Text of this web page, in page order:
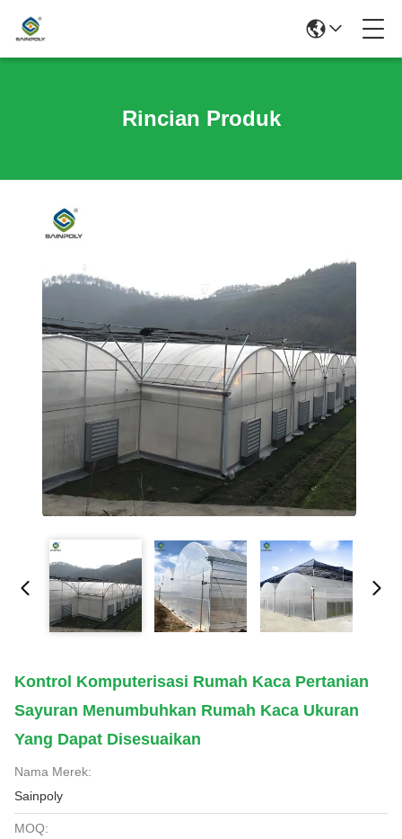
Rincian Produk
Kontrol Komputerisasi Rumah Kaca Pertanian
Sayuran Menumbuhkan Rumah Kaca Ukuran
Yang Dapat Disesuaikan
Nama Merek:
Sainpoly
MOQ: